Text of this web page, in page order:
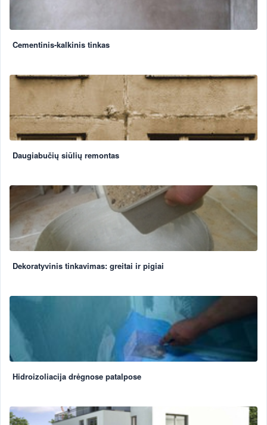
Cementinis-kalkinis tinkas
Daugiabučių siūlių remontas
Dekoratyvinis tinkavimas: greitai ir pigiai
Hidroizoliacija drėgnose patalpose